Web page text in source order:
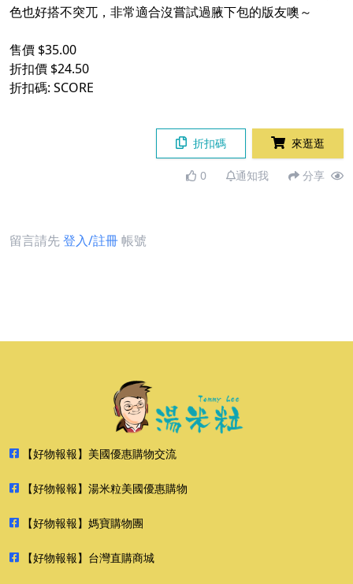
色也好搭不突兀，非常適合沒嘗試過腋下包的版友噢～
售價 $35.00
折扣價 $24.50
折扣碼: SCORE
折扣碼 來逛逛
0 通知我 分享
留言請先登入/註冊帳號
【好物報報】美國優惠購物交流
【好物報報】湯米粒美國優惠購物
【好物報報】媽寶購物團
【好物報報】台灣直購商城